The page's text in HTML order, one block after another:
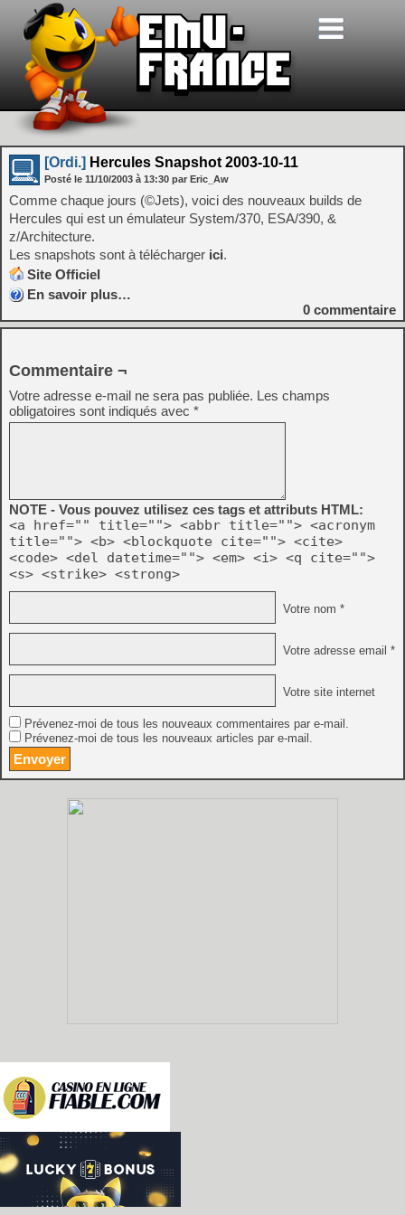
[Ordi.] Hercules Snapshot 2003-10-11
Posté le 11/10/2003 à 13:30 par Eric_Aw
Comme chaque jours (©Jets), voici des nouveaux builds de
Hercules qui est un émulateur System/370, ESA/390, &
z/Architecture.
Les snapshots sont à télécharger ici.
Site Officiel
En savoir plus…
0 commentaire
Commentaire ¬
Votre adresse e-mail ne sera pas publiée. Les champs
obligatoires sont indiqués avec *
NOTE - Vous pouvez utilisez ces tags et attributs HTML:
<a href="" title=""> <abbr title=""> <acronym
title=""> <b> <blockquote cite=""> <cite>
<code> <del datetime=""> <em> <i> <q cite="">
<s> <strike> <strong>
Votre nom *
Votre adresse email *
Votre site internet
Prévenez-moi de tous les nouveaux commentaires par e-mail.
Prévenez-moi de tous les nouveaux articles par e-mail.